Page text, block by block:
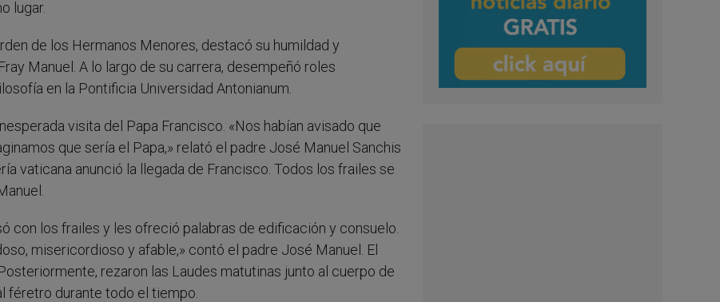
lugar.
de los Hermanos Menores, destacó su humildad y
Manuel. A lo largo de su carrera, desempeñó roles
en la Pontificia Universidad Antonianum.
visita del Papa Francisco. «Nos habían avisado que
que sería el Papa,» relató el padre José Manuel Sanchis
vaticana anunció la llegada de Francisco. Todos los frailes se
con los frailes y les ofreció palabras de edificación y consuelo.
misericordioso y afable,» contó el padre José Manuel. El
rezaron las Laudes matutinas junto al cuerpo de
féretro durante todo el tiempo.